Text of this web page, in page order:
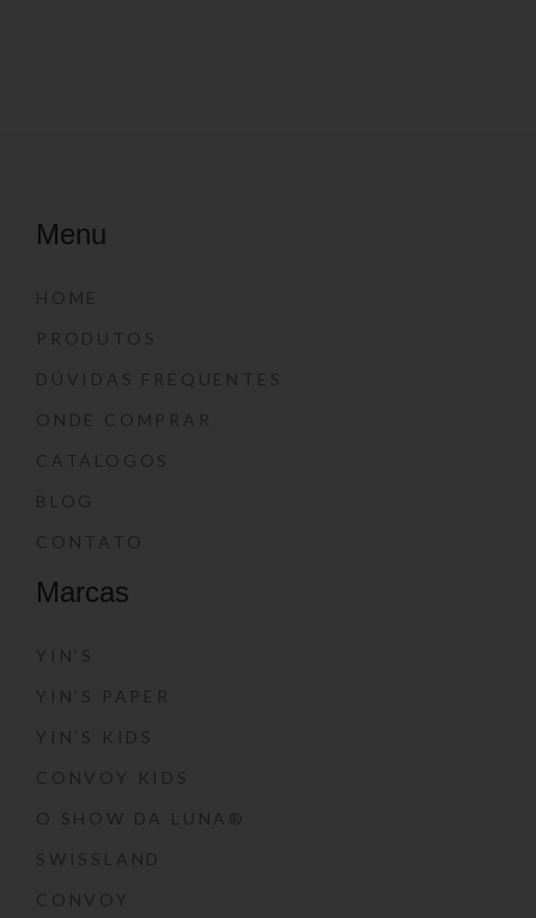
Menu
HOME
PRODUTOS
DÚVIDAS FREQUENTES
ONDE COMPRAR
CATÁLOGOS
BLOG
CONTATO
Marcas
YIN’S
YIN’S PAPER
YIN’S KIDS
CONVOY KIDS
O SHOW DA LUNA®
SWISSLAND
CONVOY